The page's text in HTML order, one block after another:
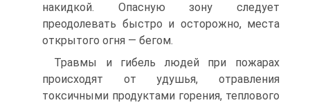
накидкой. Опасную зону следует
преодолевать быстро и осторожно, места
открытого огня — бегом.
Травмы и гибель людей при пожарах
происходят от удушья, отравления
токсичными продуктами горения, теплового